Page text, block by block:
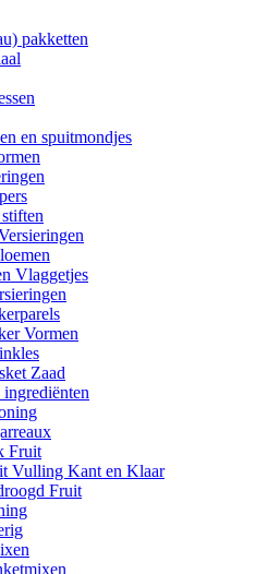
pakketten
en spuitmondjes
Vlaggetjes
Vormen
Zaad
Fruit
Vulling Kant en Klaar
Fruit